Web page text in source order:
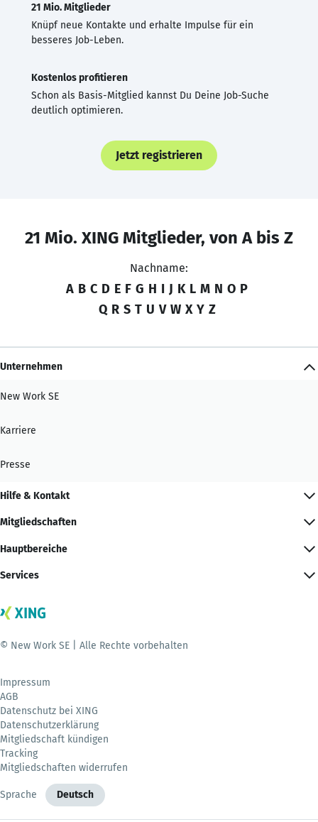
21 Mio. Mitglieder
Knüpf neue Kontakte und erhalte Impulse für ein
besseres Job-Leben.
Kostenlos profitieren
Schon als Basis-Mitglied kannst Du Deine Job-Suche
deutlich optimieren.
Jetzt registrieren
21 Mio. XING Mitglieder, von A bis Z
Nachname:
A B C D E F G H I J K L M N O P
Q R S T U V W X Y Z
Unternehmen
New Work SE
Karriere
Presse
Hilfe & Kontakt
Mitgliedschaften
Hauptbereiche
Services
© New Work SE | Alle Rechte vorbehalten
Impressum
AGB
Datenschutz bei XING
Datenschutzerklärung
Mitgliedschaft kündigen
Tracking
Mitgliedschaften widerrufen
Sprache Deutsch